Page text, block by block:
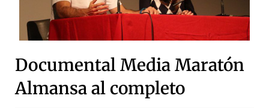
Documental Media Maratón
Almansa al completo